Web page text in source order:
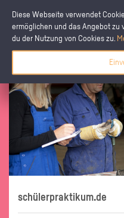
Diese Webseite verwendet
ermöglichen und das Angebot zu
du der Nutzung von Cookies zu.
schülerpraktikum.de